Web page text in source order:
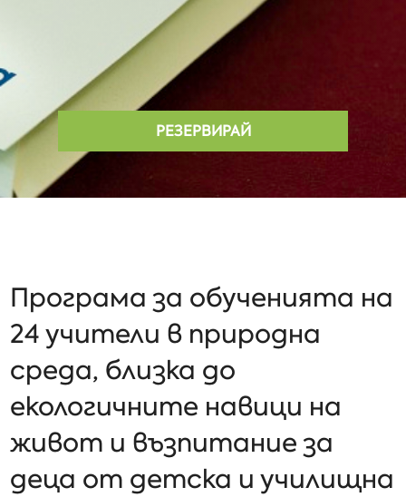
РЕЗЕРВИРАЙ
Програма за обученията на
24 учители в природна
среда, близка до
екологичните навици на
живот и възпитание за
деца от детска и училищна